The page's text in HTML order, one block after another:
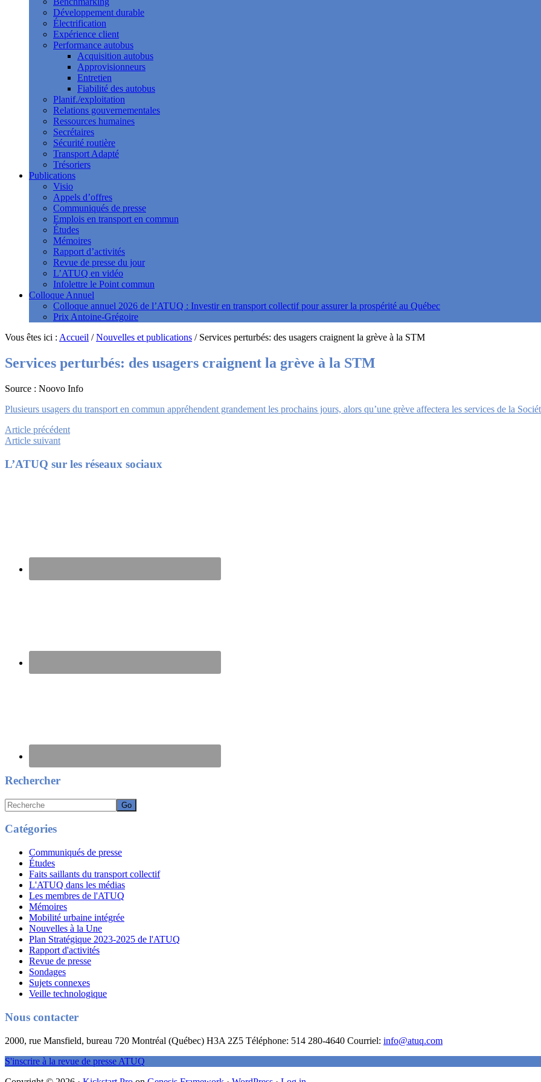
Développement durable
Électrification
Expérience client
Performance autobus
Acquisition autobus
Approvisionneurs
Entretien
Fiabilité des autobus
Planif./exploitation
Relations gouvernementales
Ressources humaines
Secrétaires
Sécurité routière
Transport Adapté
Trésoriers
Publications
Visio
Appels d’offres
Communiqués de presse
Emplois en transport en commun
Études
Mémoires
Rapport d’activités
Revue de presse du jour
L’ATUQ en vidéo
Infolettre le Point commun
Colloque Annuel
Colloque annuel 2026 de l’ATUQ : Investir en transport collectif pour assurer la prospérité au Québec
Prix Antoine-Grégoire
Vous êtes ici : Accueil /Nouvelles et publications / Services perturbés: des usagers craignent la grève à la STM
Services perturbés: des usagers craignent la grève à la STM
Source : Noovo Info
Plusieurs usagers du transport en commun appréhendent grandement les prochains jours, alors qu’une grève affectera les services de la
Article précédent
Article suivant
Footer
L’ATUQ sur les réseaux sociaux
Rechercher
Recherche
Catégories
Communiqués de presse
Études
Faits saillants du transport collectif
L'ATUQ dans les médias
Les membres de l'ATUQ
Mémoires
Mobilité urbaine intégrée
Nouvelles à la Une
Plan Stratégique 2023-2025 de l'ATUQ
Rapport d'activités
Revue de presse
Sondages
Sujets connexes
Veille technologique
Nous contacter
2000, rue Mansfield, bureau 720 Montréal (Québec) H3A 2Z5 Téléphone: 514 280-4640 Courriel: info@atuq.com
S'inscrire à la revue de presse ATUQ